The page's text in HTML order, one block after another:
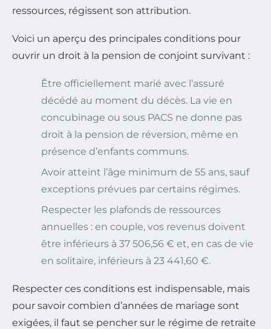
ressources, régissent son attribution.
Voici un aperçu des principales conditions pour
ouvrir un droit à la pension de conjoint survivant :
Être officiellement marié avec l’assuré
décédé au moment du décès. La vie en
concubinage ou sous PACS ne donne pas
droit à la pension de réversion, même en
présence d’enfants communs.
Avoir atteint l’âge minimum de 55 ans, sauf
exceptions prévues par certains régimes.
Respecter les plafonds de ressources
annuelles : en couple, vos revenus doivent
être inférieurs à 37 506,56 € et, en cas de vie
en solitaire, inférieurs à 23 441,60 €.
Respecter ces conditions est indispensable, mais
pour savoir combien d’années de mariage sont
exigées, il faut se pencher sur le régime de retraite